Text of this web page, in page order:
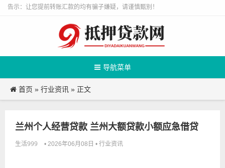
告示：让您提前转账汇款的均有骗子嫌疑，请谨慎甄别！
导航菜单
首页 » 行业资讯 » 正文
兰州个人经营贷款 兰州大额贷款小额应急借贷
生活999 • 2026年06月08日 • 行业资讯